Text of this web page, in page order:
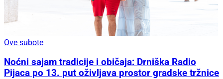
Ove subote
Noćni sajam tradicije i običaja: Drniška Radio
Pijaca po 13. put oživljava prostor gradske tržnice